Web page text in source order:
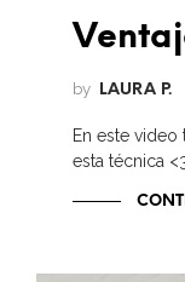
by LAURA P.
En este
esta técnica